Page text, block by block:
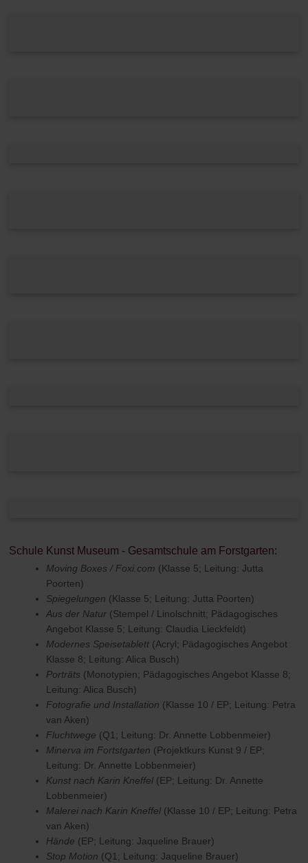
Schule Kunst Museum - Gesamtschule am Forstgarten:
Moving Boxes / Foxi.com (Klasse 5; Leitung: Jutta
Poorten)
Spiegelungen (Klasse 5; Leitung: Jutta Poorten)
Aus der Natur (Stempel / Linolschnitt; Pädagogisches
Angebot Klasse 5; Leitung: Claudia Lieckfeldt)
Modernes Speisetablett (Acryl; Pädagogisches Angebot
Klasse 8; Leitung: Alica Busch)
Porträts (Monotypien; Pädagogisches Angebot Klasse 8;
Leitung: Alica Busch)
Fotografie und Installation (Klasse 10 / EP; Leitung: Petra
van Aken)
Fluchtwege (Q1; Leitung: Dr. Annette Lobbenmeier)
Minerva im Fortstgarten (Projektkurs Kunst 9 / EP;
Leitung: Dr. Annette Lobbenmeier)
Kunst nach Karin Kneffel (EP; Leitung: Dr. Annette
Lobbenmeier)
Malerei nach Karin Kneffel (Klasse 10 / EP; Leitung: Petra
van Aken)
Hände (EP; Leitung: Jaqueline Brauer)
Stop Motion (Q1; Leitung: Jaqueline Brauer)